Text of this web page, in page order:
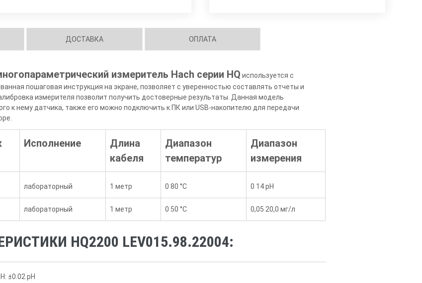
ДОСТАВКА ОПЛАТА
измеритель Hach серии HQ используется с
пошаговая инструкция на экране, позволяет с уверенностью составлять отчеты и
измерителя позволит получить достоверные результаты. Данная модель
к нему датчика, также его можно подключить к ПК или USB-накопителю для передачи
Исполнение
Длина
кабеля
Диапазон
температур
Диапазон
измерения
лабораторный 1 метр 0 80 °C 0 14 pH
лабораторный 1 метр 0 50 °C 0,05 20,0 мг/л
HQ2200 LEV015.98.22004:
±0.02 pH